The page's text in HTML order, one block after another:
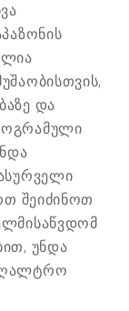
და
შეიძინოთ
უნდა